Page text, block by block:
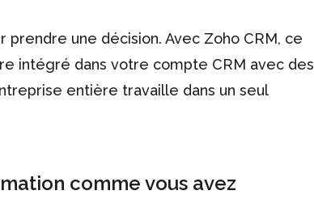
prendre une décision. Avec Zoho CRM, ce
intégré dans votre compte CRM avec des
entière travaille dans un seul
comme vous avez